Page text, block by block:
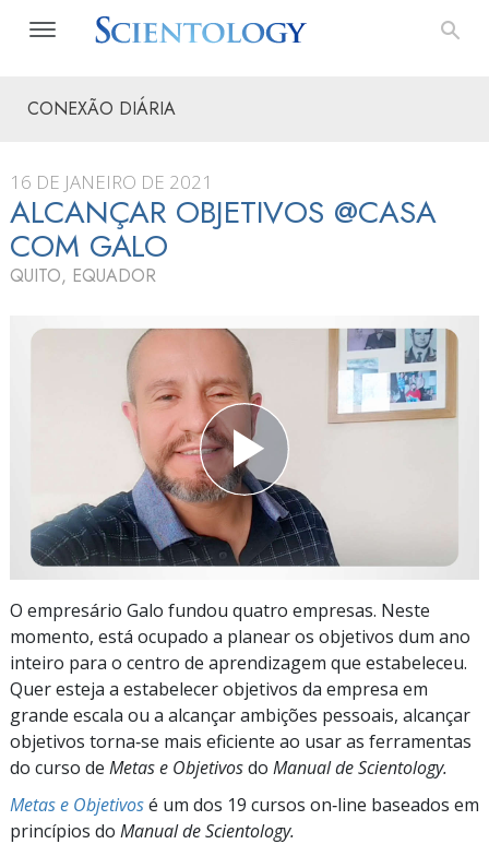
CONEXÃO DIÁRIA
16 DE JANEIRO DE 2021
ALCANÇAR OBJETIVOS @CASA
COM GALO
QUITO, EQUADOR
O empresário Galo fundou quatro empresas. Neste
momento, está ocupado a planear os objetivos dum ano
inteiro para o centro de aprendizagem que estabeleceu.
Quer esteja a estabelecer objetivos da empresa em
grande escala ou a alcançar ambições pessoais, alcançar
objetivos torna‑se mais eficiente ao usar as ferramentas
do curso de Metas e Objetivosdo Manual de Scientology.
Metas e Objetivosé um dos 19 cursos on‑line baseados em
princípios do Manual de Scientology.